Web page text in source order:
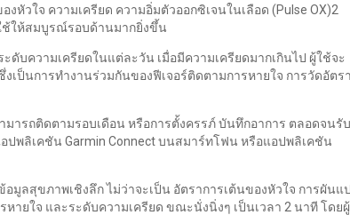
วใจ ความเครียด ความอิ่มตัวออกซิเจนในเลือด (Pulse OX)2
ช้ให้สมบูรณ์รอบด้านมากยิ่งขึ้น
ดับความเครียดในแต่ละวัน เมื่อมีความเครียดมากเกินไป ผู้ใช้จะ
เป็นการทำงานร่วมกันของฟีเจอร์ติดตามการหายใจ การวัดอัตรา
มารถติดตามรอบเดือน หรือการตั้งครรภ์ บันทึกอาการ ตลอดจนรับ
ปพลิเคชัน Garmin Connect บนสมาร์ทโฟน หรือแอปพลิเคชัน
ลสุขภาพเชิงลึก ไม่ว่าจะเป็น อัตราการเต้นของหัวใจ การผันแ
หายใจ และระดับความเครียด ขณะนั่งนิ่งๆ เป็นเวลา 2 นาที โดยผู้